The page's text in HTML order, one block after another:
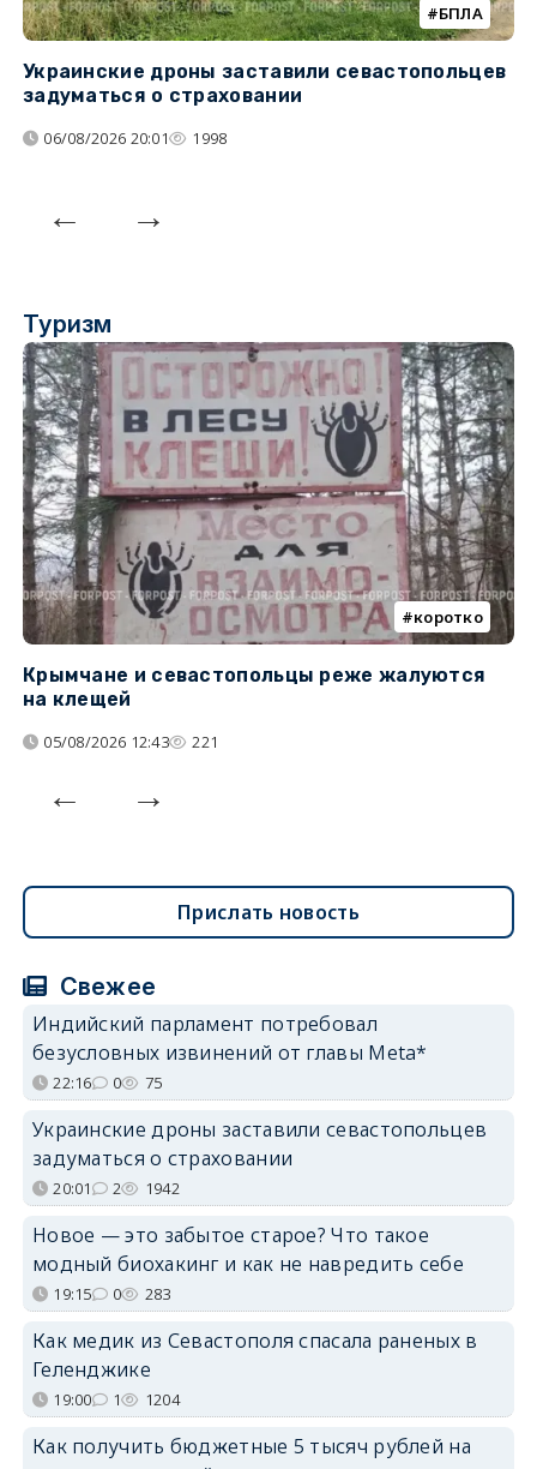
БПЛА
Украинские дроны заставили севастопольцев
задуматься о страховании
06/08/2026 20:01 1998
Туризм
коротко
Крымчане и севастопольцы реже жалуются
на клещей
05/08/2026 12:43 221
Прислать новость
Свежее
Индийский парламент потребовал
безусловных извинений от главы Meta*
22:16 0 75
Украинские дроны заставили севастопольцев
задуматься о страховании
20:01 2 1942
Новое — это забытое старое? Что такое
модный биохакинг и как не навредить себе
19:15 0 283
Как медик из Севастополя спасала раненых в
Геленджике
19:00 1 1204
Как получить бюджетные 5 тысяч рублей на